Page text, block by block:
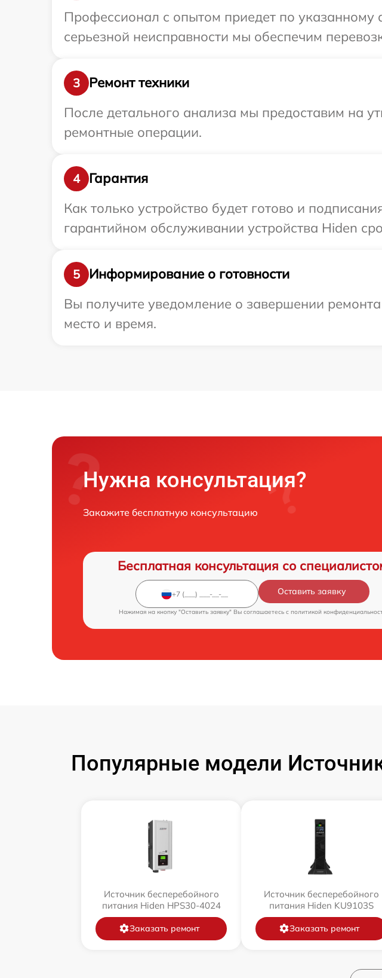
Профессионал с опытом приедет по
серьезной неисправности мы обеспечим
3
Ремонт техники
После детального анализа мы предоставим на
ремонтные операции.
4
Гарантия
Как только устройство будет готово и
гарантийном обслуживании устройства Hiden
5
Информирование о готовности
Вы получите уведомление о завершении
место и время.
Нужна консультация?
Закажите бесплатную консультацию
Бесплатная консультация со
Оставить заявку
Нажимая на кнопку "Оставить заявку" Вы соглашаетесь c политикой
Популярные модели
Источник бесперебойного
питания Hiden HPS30-4024
Заказать ремонт
Источник бесперебойного
питания Hiden KU9103S
Заказать ремонт